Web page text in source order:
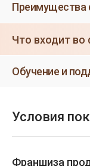
Что входит во
Обучение и
Условия
Франшиза